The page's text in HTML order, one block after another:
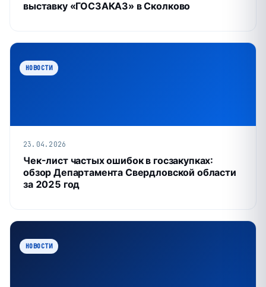
выставку «ГОСЗАКАЗ» в Сколково
НОВОСТИ
23.04.2026
Чек-лист частых ошибок в госзакупках:
обзор Департамента Свердловской области
за 2025 год
НОВОСТИ